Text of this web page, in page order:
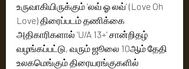
உருவாகியிருக்கும் 'லவ் ஓ லவ்' (Love Oh
Love) திரைப்படம் தணிக்கை
அதிகாரிகளால் 'U/A 13+' சான்றிதழ்
வழங்கப்பட்டு, வரும் ஜூலை 10ஆம் தேதி
உலகமெங்கும் திரையரங்குகளில்